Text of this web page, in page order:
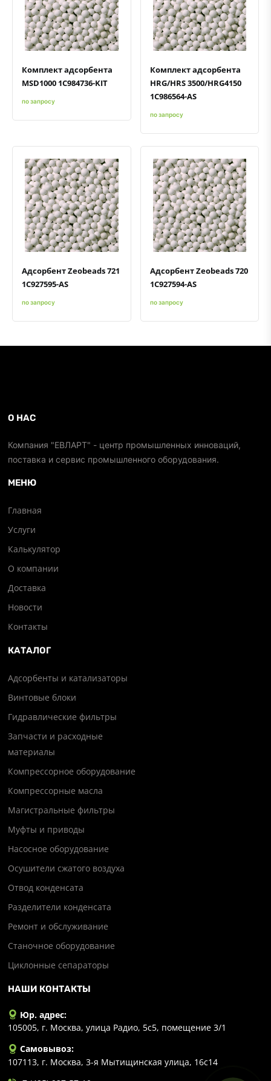
Быстрый просмотрДобавить к сравнению
Добавить в избранное
Комплект адсорбента
MSD1000 1C984736-KIT
по запросу
Быстрый просмотрДобавить к сравнению
Добавить в избранное
Комплект адсорбента
HRG/HRS 3500/HRG4150
1C986564-AS
по запросу
Быстрый просмотрДобавить к сравнению
Добавить в избранное
Адсорбент Zeobeads 721
1C927595-AS
по запросу
Быстрый просмотрДобавить к сравнению
Добавить в избранное
Адсорбент Zeobeads 720
1C927594-AS
по запросу
О НАС
Компания "ЕВЛАРТ" - центр промышленных инноваций,
поставка и сервис промышленного оборудования.
МЕНЮ
Главная
Услуги
Калькулятор
О компании
Доставка
Новости
Контакты
КАТАЛОГ
Адсорбенты и катализаторы
Винтовые блоки
Гидравлические фильтры
Запчасти и расходные
материалы
Компрессорное оборудование
Компрессорные масла
Магистральные фильтры
Муфты и приводы
Насосное оборудование
Осушители сжатого воздуха
Отвод конденсата
Разделители конденсата
Ремонт и обслуживание
Станочное оборудование
Циклонные сепараторы
НАШИ КОНТАКТЫ
Юр. адрес:
105005, г. Москва, улица Радио, 5с5, помещение 3/1
Самовывоз:
107113, г. Москва, 3-я Мытищинская улица, 16с14